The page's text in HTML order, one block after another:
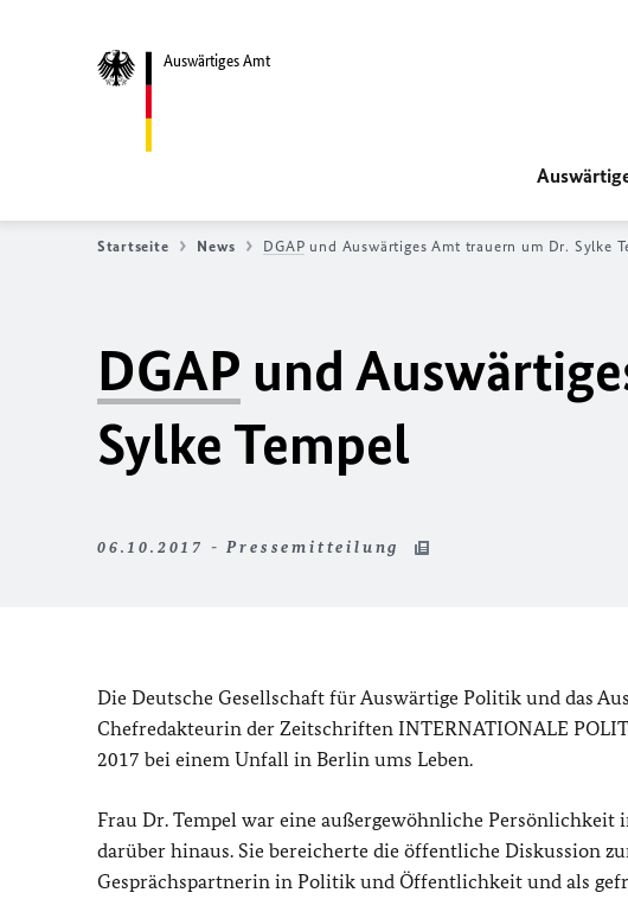
Auswärtiges Amt
Startseite News DGAP und Auswärtiges Amt trauern um Dr. Sylke
DGAP und
Sylke Tempel
06.10.2017 - Pressemitteilung
Die Deutsche Gesellschaft für Auswärtige Politik und das
Chefredakteurin der Zeitschriften INTERNATIONALE
2017 bei einem Unfall in Berlin ums Leben.
Frau Dr. Tempel war eine außergewöhnliche
darüber hinaus. Sie bereicherte die öffentliche Diskussion
Gesprächspartnerin in Politik und Öffentlichkeit und als